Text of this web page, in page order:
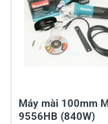
1
Máy mài 100mm
9556HB (840W)